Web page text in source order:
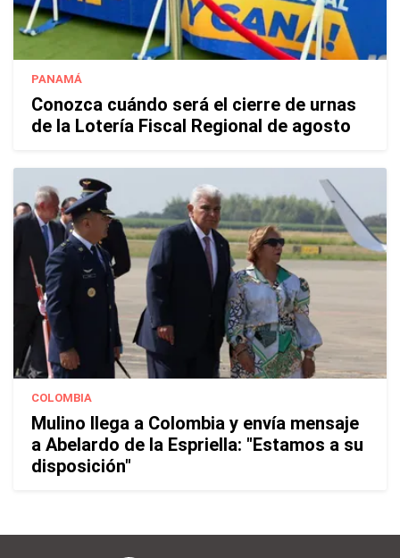
PANAMÁ
Conozca cuándo será el cierre de urnas
de la Lotería Fiscal Regional de agosto
COLOMBIA
Mulino llega a Colombia y envía mensaje
a Abelardo de la Espriella: "Estamos a su
disposición"